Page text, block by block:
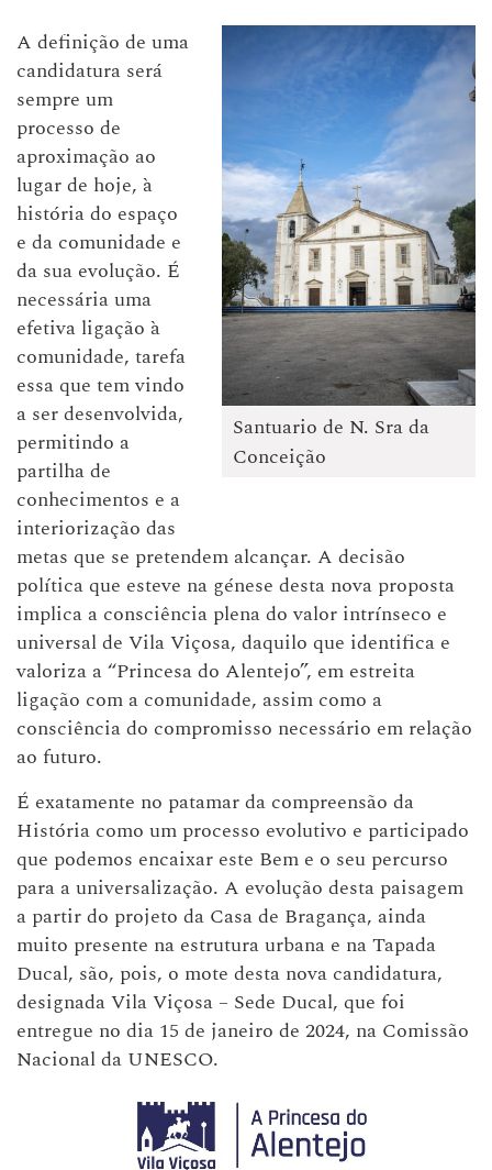
Santuario de N. Sra da
Conceição
A definição de uma
candidatura será
sempre um
processo de
aproximação ao
lugar de hoje, à
história do espaço
e da comunidade e
da sua evolução. É
necessária uma
efetiva ligação à
comunidade, tarefa
essa que tem vindo
a ser desenvolvida,
permitindo a
partilha de
conhecimentos e a
interiorização das
metas que se pretendem alcançar. A decisão
política que esteve na génese desta nova proposta
implica a consciência plena do valor intrínseco e
universal de Vila Viçosa, daquilo que identifica e
valoriza a “Princesa do Alentejo”, em estreita
ligação com a comunidade, assim como a
consciência do compromisso necessário em relação
ao futuro.
É exatamente no patamar da compreensão da
História como um processo evolutivo e participado
que podemos encaixar este Bem e o seu percurso
para a universalização. A evolução desta paisagem
a partir do projeto da Casa de Bragança, ainda
muito presente na estrutura urbana e na Tapada
Ducal, são, pois, o mote desta nova candidatura,
designada Vila Viçosa – Sede Ducal, que foi
entregue no dia 15 de janeiro de 2024, na Comissão
Nacional da UNESCO.